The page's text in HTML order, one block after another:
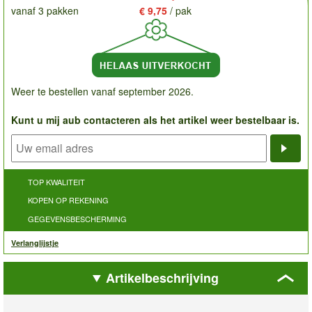
vanaf 3 pakken € 9,75 / pak
Weer te bestellen vanaf september 2026.
Kunt u mij aub contacteren als het artikel weer bestelbaar is.
TOP KWALITEIT
KOPEN OP REKENING
GEGEVENSBESCHERMING
Verlanglijstje
Artikelbeschrijving